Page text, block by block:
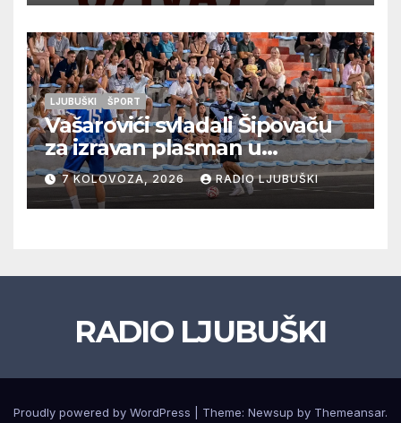
LJUBUŠKI ŠPORT
Vašarovići svladali Šipovaču
za izravan plasman u
četvrtfinale, Grab izborio
prolazak dalje, Klobuk ispao,
večeras počinje četvrtfinale
7 KOLOVOZA, 2026 RADIO LJUBUŠKI
RADIO LJUBUŠKI
Proudly powered by WordPress Theme: Newsup by Themeansar.